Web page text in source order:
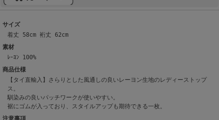
サイズ
着丈 58cm 裄丈 62cm
素材
ﾚｰﾖﾝ 100%
商品仕様
【タイ直輸入】さらりとした風通しの良いレーヨン生地のレディーストップ
ス。
馴染みの良いパッチワークが使いやすい。
裾にゴムが入っており、スタイルアップも期待できる一枚。
注意事項